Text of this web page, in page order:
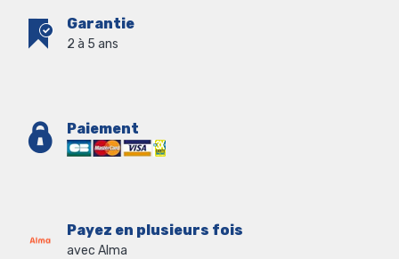
Garantie
2 à 5 ans
Paiement
Payez en plusieurs fois
avec Alma